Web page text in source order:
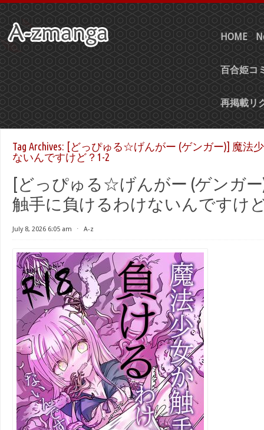
HOME
百合姫コ
再掲載リ
Tag Archives: [どっぴゅる☆げんがー (ゲンガー)] 魔法
ないんですけど？1-2
[どっぴゅる☆げんがー (ゲンガ
触手に負けるわけないんですけど
July 8, 2026 6:05 am ⋅ A-z